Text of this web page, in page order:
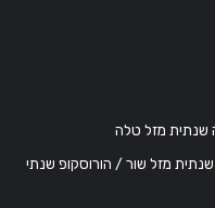
שנתית מזל שור / הורוסקופ שנתי